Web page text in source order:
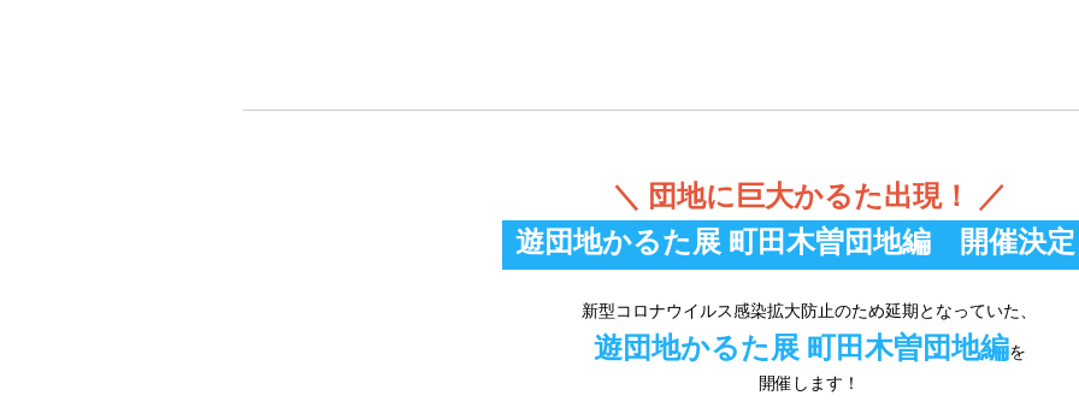
＼ 団地に巨大かるた出現！ ／
遊団地かるた展 町田木曽団地編 開催決
新型コロナウイルス感染拡大防止のため延期となっていた、
遊団地かるた展 町田木曽団地編を
開催します！